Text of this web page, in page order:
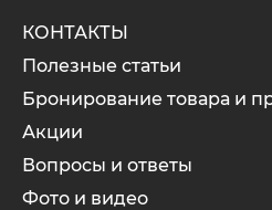
КОНТАКТЫ
Полезные статьи
Бронирование товара и
Акции
Вопросы и ответы
Фото и видео